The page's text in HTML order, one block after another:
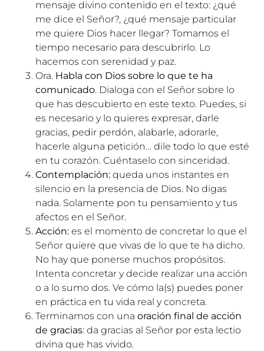
mensaje divino contenido en el texto: ¿qué
me dice el Señor?, ¿qué mensaje particular
me quiere Dios hacer llegar? Tomamos el
tiempo necesario para descubrirlo. Lo
hacemos con serenidad y paz.
Ora. Habla con Dios sobre lo que te ha
comunicado. Dialoga con el Señor sobre lo
que has descubierto en este texto. Puedes, si
es necesario y lo quieres expresar, darle
gracias, pedir perdón, alabarle, adorarle,
hacerle alguna petición… dile todo lo que esté
en tu corazón. Cuéntaselo con sinceridad.
Contemplación: queda unos instantes en
silencio en la presencia de Dios. No digas
nada. Solamente pon tu pensamiento y tus
afectos en el Señor.
Acción: es el momento de concretar lo que el
Señor quiere que vivas de lo que te ha dicho.
No hay que ponerse muchos propósitos.
Intenta concretar y decide realizar una acción
o a lo sumo dos. Ve cómo la(s) puedes poner
en práctica en tu vida real y concreta.
Terminamos con una oración final de acción
de gracias: da gracias al Señor por esta lectio
divina que has vivido.